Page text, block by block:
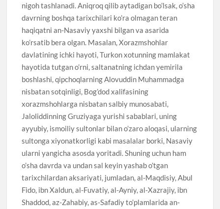
nigoh tashlanadi. Aniqroq qilib aytadigan bo’lsak, o’sha
davrning boshqa tarixchilari ko’ra olmagan teran
haqiqatni an-Nasaviy yaxshi bilgan va asarida
ko’rsatib bera olgan. Masalan, Xorazmshohlar
davlatining ichki hayoti, Turkon xotunning mamlakat
hayotida tutgan o’rni, saltanatning ichdan yemirila
boshlashi, qipchoqlarning Alovuddin Muhammadga
nisbatan sotqinligi, Bog’dod xalifasining
xorazmshohlarga nisbatan salbiy munosabati,
Jaloliddinning Gruziyaga yurishi sabablari, uning
ayyubiy, ismoiliy sultonlar bilan o’zaro aloqasi, ularning
sultonga xiyonatkorligi kabi masalalar borki, Nasaviy
ularni yangicha asosda yoritadi. Shuning uchun ham
o’sha davrda va undan sal keyin yashab o’tgan
tarixchilardan aksariyati, jumladan, al-Maqdisiy, Abul
Fido, ibn Xaldun, al-Fuvatiy, al-Ayniy, al-Xazrajiy, ibn
Shaddod, az-Zahabiy, as-Safadiy to’plamlarida an-